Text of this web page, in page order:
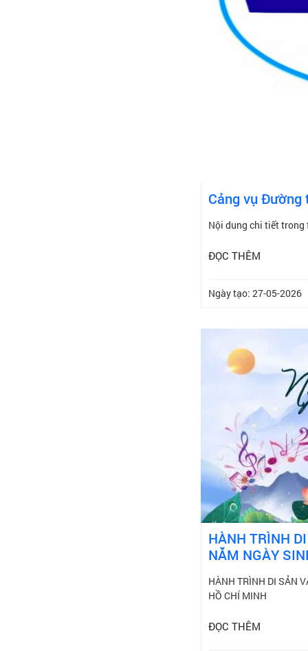
Cảng vụ Đường
Nội dung chi tiết trong
ĐỌC THÊM
Ngày tạo: 27-05-2026
HÀNH TRÌNH
NĂM NGÀY
HÀNH TRÌNH DI SẢN
HỒ CHÍ MINH
ĐỌC THÊM